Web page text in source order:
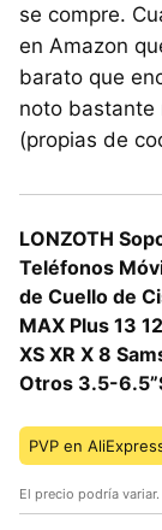
se compre.
en Amazon
barato que
noto bastante
(propias de
LONZOTH
Teléfonos
de Cuello de
MAX Plus 13
XS XR X 8
Otros 3.5-
PVP en
El precio podría